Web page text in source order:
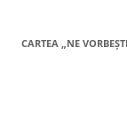
CARTEA „NE